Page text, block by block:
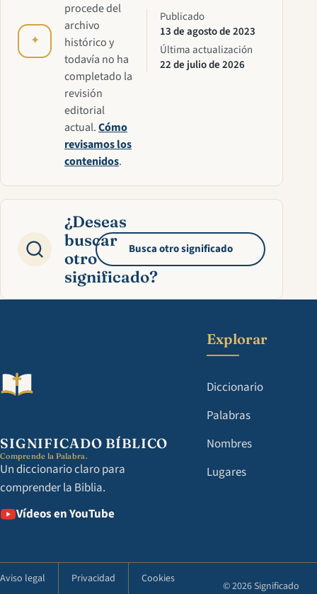
✦
procede del
archivo
histórico y
todavía no ha
completado la
revisión
editorial
actual.Cómo
revisamos los
contenidos.
Publicado
13 de agosto de 2023
Última actualización
22 de julio de 2026
¿Deseas
buscar
otro
significado?
Busca otro significado
SIGNIFICADO BÍBLICO
Comprende la Palabra.
Un diccionario claro para
comprender la Biblia.
Vídeos en YouTube
Explorar
Diccionario
Palabras
Nombres
Lugares
Aviso legal Privacidad Cookies
© 2026 Significado